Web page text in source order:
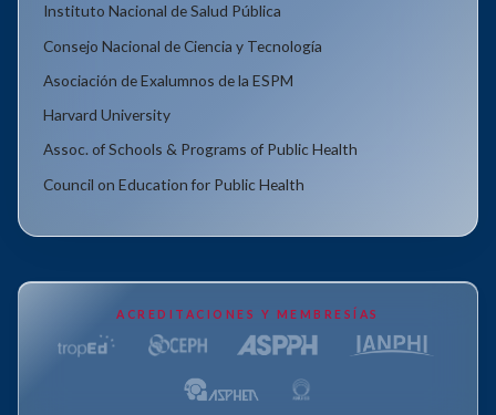
Instituto Nacional de Salud Pública
Consejo Nacional de Ciencia y Tecnología
Asociación de Exalumnos de la ESPM
Harvard University
Assoc. of Schools & Programs of Public Health
Council on Education for Public Health
ACREDITACIONES Y MEMBRESÍAS